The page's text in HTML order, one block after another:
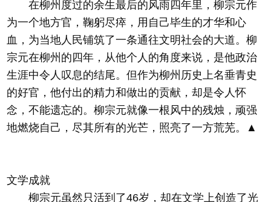
在柳州度过的余生最后的风雨四年里，柳宗元作
为一个地方官，鞠躬尽瘁，用自己毕生的才华和心
血，为当地人民铺筑了一条通往文明社会的大道。柳
宗元在柳州的四年，从他个人的角度来说，是他政治
生涯中令人叹息的结尾。但作为柳州历史上名垂青史
的好官，他付出的精力和做出的贡献，却是令人怀
念，不能遗忘的。柳宗元就像一根风中的残烛，顽强
地燃烧自己，尽其所有的光芒，照亮了一方荒芜。▲
文学成就
柳宗元虽然只活到了46岁，却在文学上创造了光